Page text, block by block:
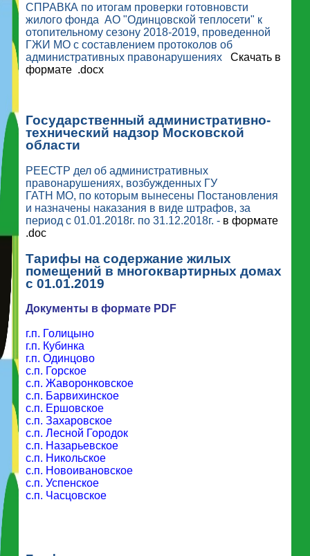
СПРАВКА по итогам проверки готовновсти
жилого фонда АО "Одинцовской теплосети" к
отопительному сезону 2018-2019, проведенной
ГЖИ МО с составлением протоколов об
административных правонарушениях Скачать в
формате .docx
Государственный административно-
технический надзор Московской
области
РЕЕСТР дел об административных
правонарушениях, возбужденных ГУ
ГАТН МО, по которым вынесены Постановления
и назначены наказания в виде штрафов, за
период с 01.01.2018г. по 31.12.2018г. - в формате
.doc
Тарифы на содержание жилых
помещений в многоквартирных домах
с 01.01.2019
Документы в формате PDF
г.п. Голицыно
г.п. Кубинка
г.п. Одинцово
с.п. Горское
с.п. Жаворонковское
с.п. Барвихинское
с.п. Ершовское
с.п. Захаровское
с.п. Лесной Городок
с.п. Назарьевское
с.п. Никольское
с.п. Новоивановское
с.п. Успенское
с.п. Часцовское